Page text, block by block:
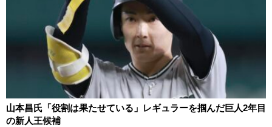
山本昌氏「役割は果たせている」レギュラーを掴んだ巨人2年目
の新人王候補